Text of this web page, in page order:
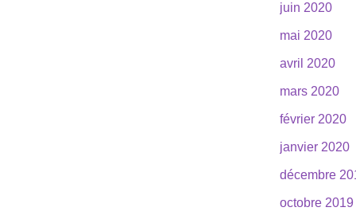
juin 2020
mai 2020
avril 2020
mars 2020
février 2020
janvier 2020
décembre
octobre 2019